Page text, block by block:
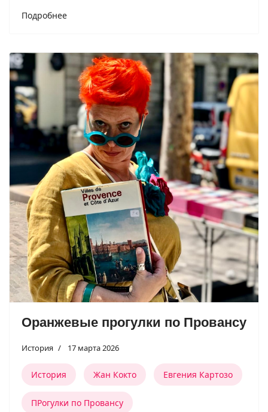
Подробнее
Оранжевые прогулки по Провансу
История 17 марта 2026
История Жан Кокто Евгения Картозо
ПРогулки по Провансу